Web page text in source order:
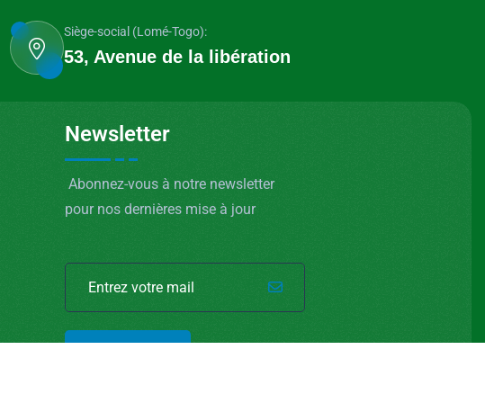
Siège-social (Lomé-Togo):
53, Avenue de la libération
Newsletter
Abonnez-vous à notre newsletter
pour nos dernières mise à jour